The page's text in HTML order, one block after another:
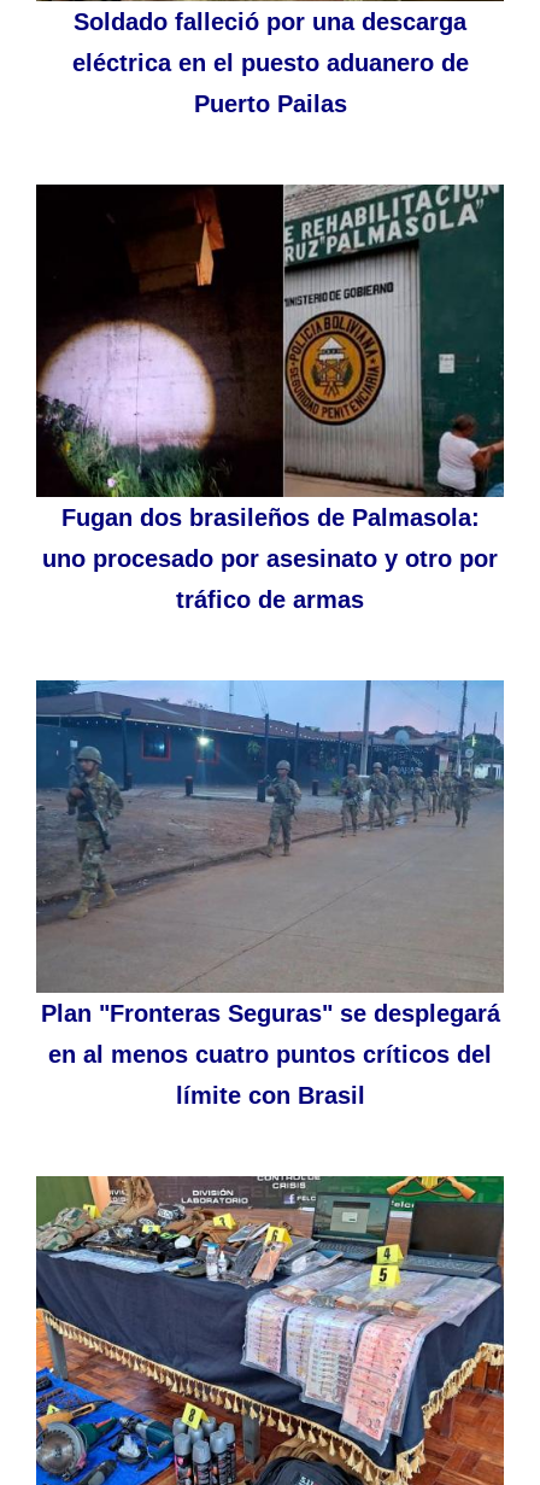
Soldado falleció por una descarga
eléctrica en el puesto aduanero de
Puerto Pailas
Fugan dos brasileños de Palmasola:
uno procesado por asesinato y otro por
tráfico de armas
Plan "Fronteras Seguras" se desplegará
en al menos cuatro puntos críticos del
límite con Brasil